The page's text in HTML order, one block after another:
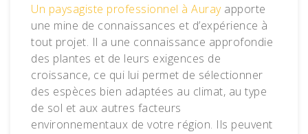
Un paysagiste professionnel à Aurayapporte
une mine de connaissances et d’expérience à
tout projet. Il a une connaissance approfondie
des plantes et de leurs exigences de
croissance, ce qui lui permet de sélectionner
des espèces bien adaptées au climat, au type
de sol et aux autres facteurs
environnementaux de votre région. Ils peuvent